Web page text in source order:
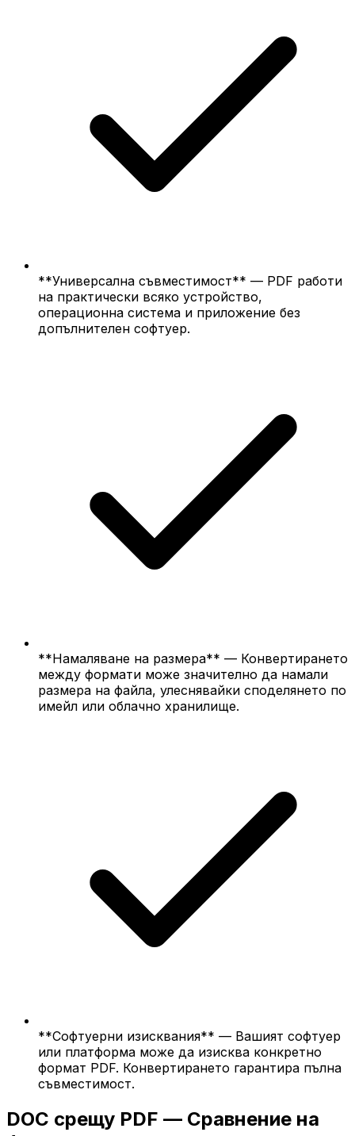
**Универсална съвместимост** — PDF работи
на практически всяко устройство,
операционна система и приложение без
допълнителен софтуер.
**Намаляване на размера** — Конвертирането
между формати може значително да намали
размера на файла, улеснявайки споделянето по
имейл или облачно хранилище.
**Софтуерни изисквания** — Вашият софтуер
или платформа може да изисква конкретно
формат PDF. Конвертирането гарантира пълна
съвместимост.
DOC срещу PDF — Сравнение на